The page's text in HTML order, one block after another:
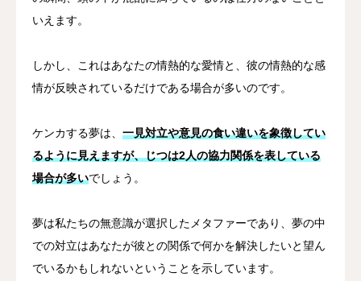
いえます。
しかし、これはあなたの情熱的な愛情と、彼の情熱的な感
情が反映されているだけである場合が多いのです。
ケンカする夢は、 一見対立や意見の食い違いを象徴してい
るように見えますが、じつは2人の協力関係を表している
場合が多いでしょう。
夢は私たちの無意識が選択したメタファーであり、夢の中
での対立はあなたが彼との関係で何かを解決したいと望ん
でいるかもしれないということを示しています。